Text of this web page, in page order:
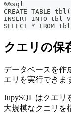
%%sql
CREATE TABLE tbl (
INSERT INTO tbl
SELECT * FROM tbl
クエリの保
データベースを作
エリを実行できま
JupySQL はクエリ
大規模なクエリを